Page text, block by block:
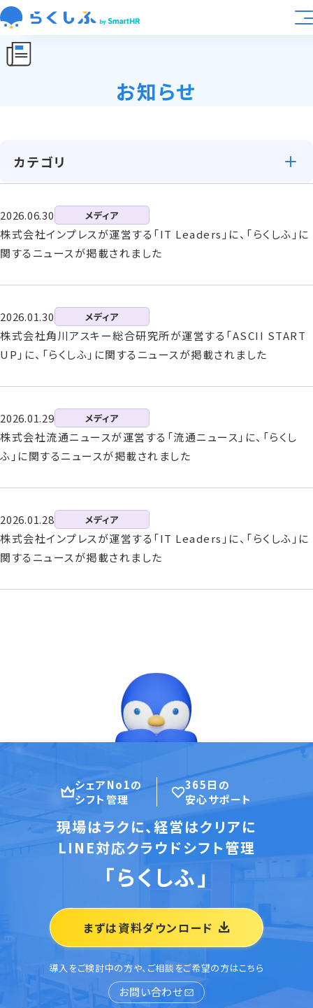
らくしふラボ お知らせ
業種別活用
導入事例
資料ライブラリ
お問い合わせ
お知らせ
2026.06.30 メディア
株式会社インプレスが運営する「IT Leaders」に、「らくしふ」に
関するニュースが掲載されました
2026.01.30 メディア
株式会社角川アスキー総合研究所が運営する「ASCII START
UP」に、「らくしふ」に関するニュースが掲載されました
2026.01.29 メディア
株式会社流通ニュースが運営する「流通ニュース」に、「らくし
ふ」に関するニュースが掲載されました
2026.01.28 メディア
株式会社インプレスが運営する「IT Leaders」に、「らくしふ」に
関するニュースが掲載されました
カテゴリ
シェアNo1の
シフト管理
365日の
安心サポート
現場はラクに、経営はクリアに
LINE対応クラウドシフト管理
「らくしふ」
まずは資料ダウンロード
導入をご検討中の方や、ご相談をご希望の方はこちら
お問い合わせ